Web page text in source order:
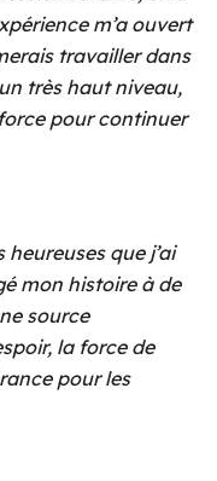
m’a ouvert
travailler dans
très haut niveau,
pour continuer
heureuses que j’ai
mon histoire à de
source
la force de
pour les